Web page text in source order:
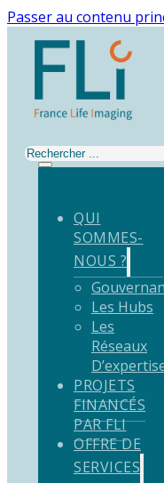
Passer au contenu
Rechercher
QUI
SOMMES-
NOUS ?
Les Hubs
Les
Réseaux
PROJETS
FINANCÉS
PAR FLI
OFFRE DE
SERVICES